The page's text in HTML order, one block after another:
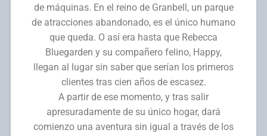
de máquinas. En el reino de Granbell, un parque
de atracciones abandonado, es el único humano
que queda. O así era hasta que Rebecca
Bluegarden y su compañero felino, Happy,
llegan al lugar sin saber que serían los primeros
clientes tras cien años de escasez.
A partir de ese momento, y tras salir
apresuradamente de su único hogar, dará
comienzo una aventura sin igual a través de los